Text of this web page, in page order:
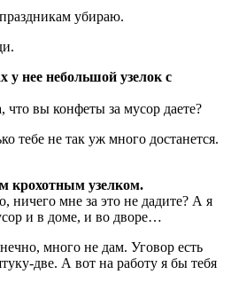
убираю.
у нее небольшой узелок с
что вы конфеты за мусор даете?
тебе не так уж много достанется.
крохотным узелком.
ничего мне за это не дадите? А я
и в доме, и во дворе…
много не дам. Уговор есть
две. А вот на работу я бы тебя